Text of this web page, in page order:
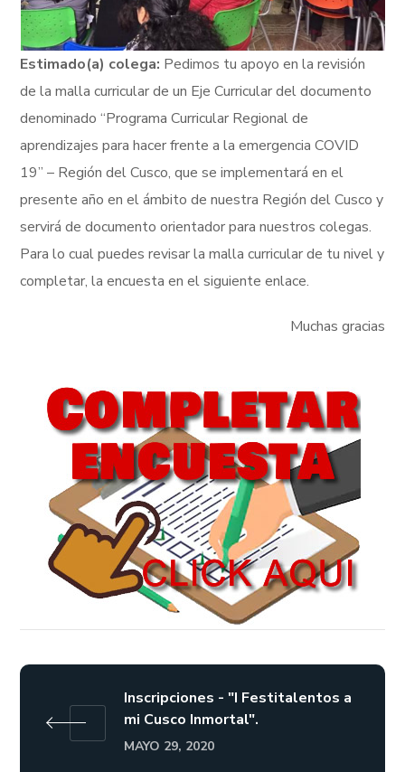
Estimado(a) colega: Pedimos tu apoyo en la revisión
de la malla curricular de un Eje Curricular del documento
denominado “Programa Curricular Regional de
aprendizajes para hacer frente a la emergencia COVID
19” – Región del Cusco, que se implementará en el
presente año en el ámbito de nuestra Región del Cusco y
servirá de documento orientador para nuestros colegas.
Para lo cual puedes revisar la malla curricular de tu nivel y
completar, la encuesta en el siguiente enlace.
Muchas gracias
Inscripciones - "I Festitalentos a
mi Cusco Inmortal".
MAYO 29, 2020